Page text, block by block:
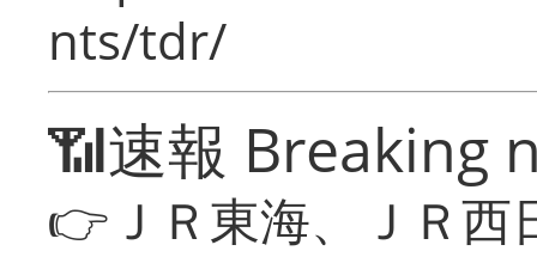
nts/tdr/
📶速報 Breaking
👉ＪＲ東海、ＪＲ